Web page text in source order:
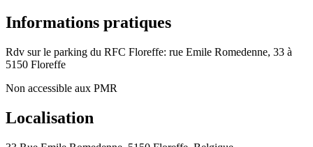
Informations pratiques
Rdv sur le parking du RFC Floreffe: rue Emile Romedenne, 33 à
5150 Floreffe
Non accessible aux PMR
Localisation